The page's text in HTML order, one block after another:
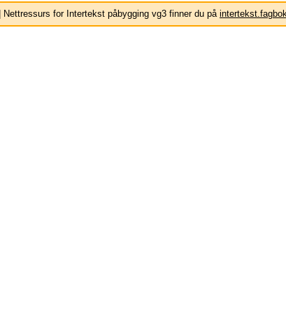
| Nettressurs for Intertekst påbygging vg3 finner du på